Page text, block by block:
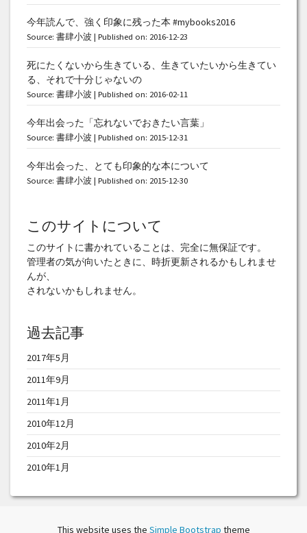
今年読んで、強く印象に残った本 #mybooks2016
Source: 書肆小波 Published on: 2016-12-23
死にたくないから生きている、生きていたいから生きてい
る、それで十分じゃないの
Source: 書肆小波 Published on: 2016-02-11
今年出会った「忘れないでおきたい言葉」
Source: 書肆小波 Published on: 2015-12-31
今年出会った、とても印象的な本について
Source: 書肆小波 Published on: 2015-12-30
このサイトについて
このサイトに書かれていることは、完全に無保証です。
管理者の気が向いたときに、時折更新されるかもしれませ
んが、
されないかもしれません。
過去記事
2017年5月
2011年9月
2011年1月
2010年12月
2010年2月
2010年1月
This website uses the Simple Bootstrap theme